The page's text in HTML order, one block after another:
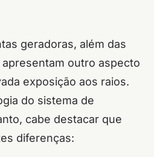
geradoras, além das
outro aspecto
exposição aos raios.
do sistema de
cabe destacar que
diferenças: